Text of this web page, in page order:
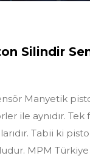
Silindir
Manyetik
ile aynıdır.
Tabii ki
MPM